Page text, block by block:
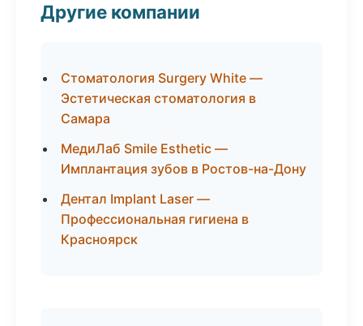
Другие компании
Стоматология Surgery White —
Эстетическая стоматология в
Самара
МедиЛаб Smile Esthetic —
Имплантация зубов в Ростов-на-Дону
Дентал Implant Laser —
Профессиональная гигиена в
Красноярск